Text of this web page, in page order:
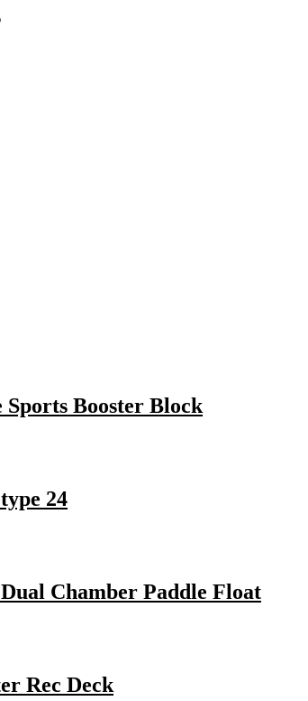
Booster Block
24
Chamber Paddle Float
Rec Deck